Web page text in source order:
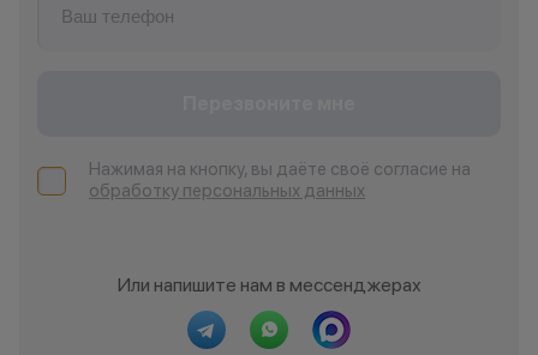
Нажимая на кнопку, вы даёте своё согласие на
обработку персональных данных
Или напишите нам в мессенджерах